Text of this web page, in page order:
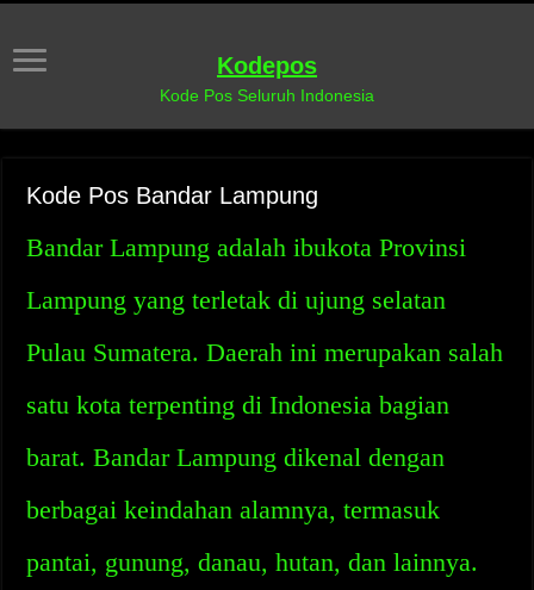
Kodepos
Kode Pos Seluruh Indonesia
Kode Pos Bandar Lampung
Bandar Lampung adalah ibukota Provinsi
Lampung yang terletak di ujung selatan
Pulau Sumatera. Daerah ini merupakan salah
satu kota terpenting di Indonesia bagian
barat. Bandar Lampung dikenal dengan
berbagai keindahan alamnya, termasuk
pantai, gunung, danau, hutan, dan lainnya.